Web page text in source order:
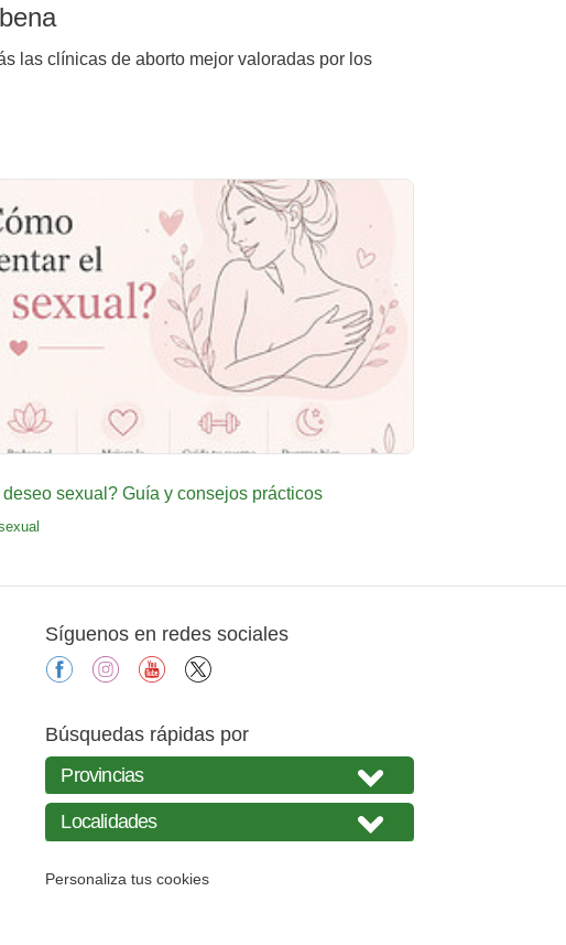
las clínicas de aborto mejor valoradas por los
sexual? Guía y consejos prácticos
Síguenos en redes sociales
facebookinstagramyoutube
Búsquedas rápidas por
Personaliza tus cookies